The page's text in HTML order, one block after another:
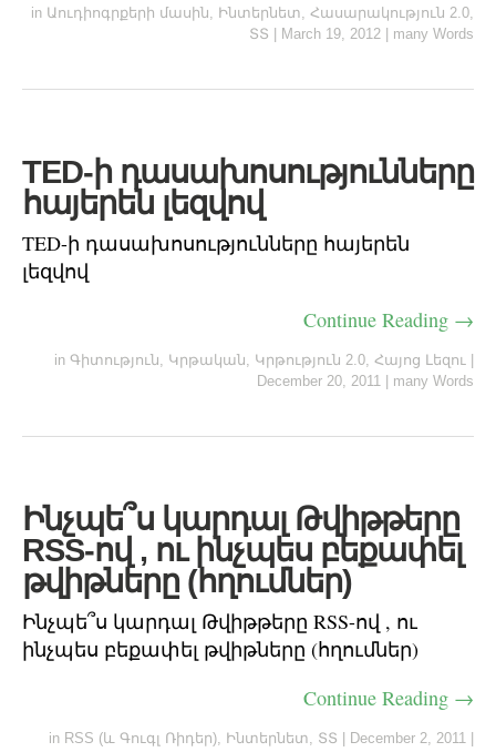
in Աուդիոգրքերի մասին, Ինտերնետ, Հասարակություն 2.0,
ՏՏ
March 19, 2012 many Words
TED-ի դասախոսությունները
հայերեն լեզվով
TED-ի դասախոսությունները հայերեն
լեզվով
Continue Reading →
in Գիտություն, Կրթական, Կրթություն 2.0, Հայոց Լեզու
December 20, 2011
many Words
Ինչպե՞ս կարդալ Թվիթթերը
RSS-ով , ու ինչպես բեքափել
թվիթները (հղումներ)
Ինչպե՞ս կարդալ Թվիթթերը RSS-ով , ու
ինչպես բեքափել թվիթները (հղումներ)
Continue Reading →
in RSS (և Գուգլ Ռիդեր), Ինտերնետ, ՏՏ December 2, 2011